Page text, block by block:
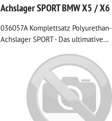
Achslager SPORT BMW X5 / X6
036057A Komplettsatz Polyurethan-
Achslager SPORT - Das ultimative...